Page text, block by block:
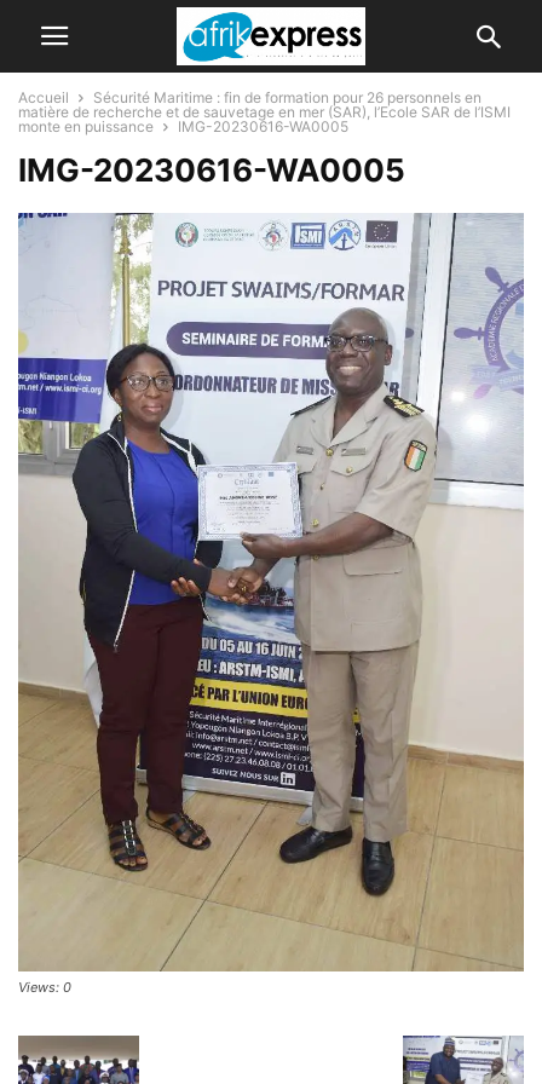
Accueil
Sécurité Maritime : fin de formation pour 26 personnels en
matière de recherche et de sauvetage en mer (SAR), l’Ecole SAR de l’ISMI
monte en puissance
IMG-20230616-WA0005
IMG-20230616-WA0005
Views: 0